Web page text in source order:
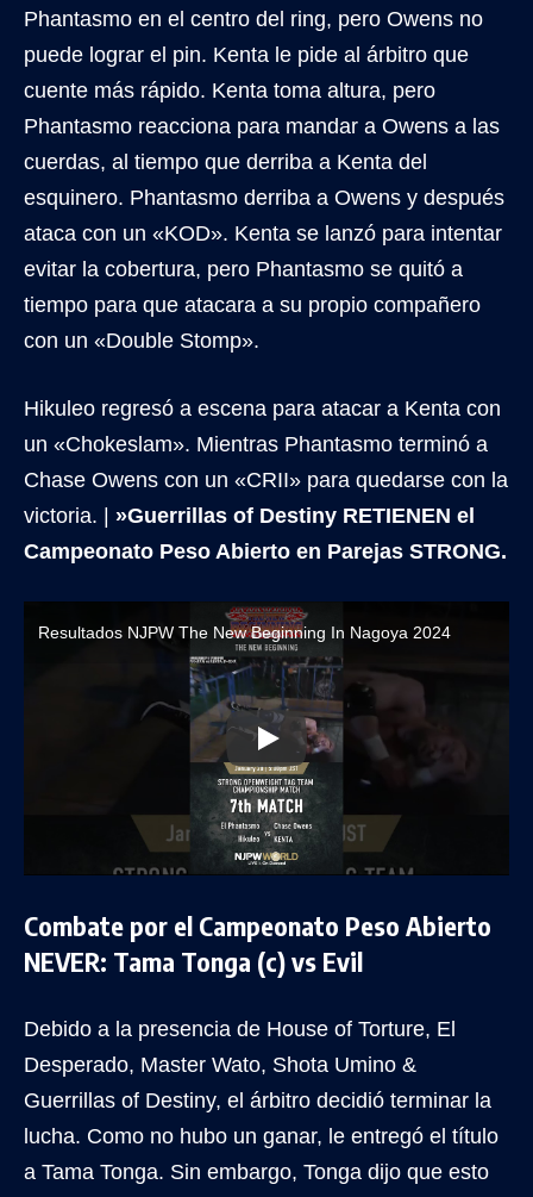
Phantasmo en el centro del ring, pero Owens no
puede lograr el pin. Kenta le pide al árbitro que
cuente más rápido. Kenta toma altura, pero
Phantasmo reacciona para mandar a Owens a las
cuerdas, al tiempo que derriba a Kenta del
esquinero. Phantasmo derriba a Owens y después
ataca con un «KOD». Kenta se lanzó para intentar
evitar la cobertura, pero Phantasmo se quitó a
tiempo para que atacara a su propio compañero
con un «Double Stomp».
Hikuleo regresó a escena para atacar a Kenta con
un «Chokeslam». Mientras Phantasmo terminó a
Chase Owens con un «CRII» para quedarse con la
victoria. | »Guerrillas of Destiny RETIENEN el
Campeonato Peso Abierto en Parejas STRONG.
Resultados NJPW The New Beginning In Nagoya 2024
Combate por el Campeonato Peso Abierto
NEVER: Tama Tonga (c) vs Evil
Debido a la presencia de House of Torture, El
Desperado, Master Wato, Shota Umino &
Guerrillas of Destiny, el árbitro decidió terminar la
lucha. Como no hubo un ganar, le entregó el título
a Tama Tonga. Sin embargo, Tonga dijo que esto